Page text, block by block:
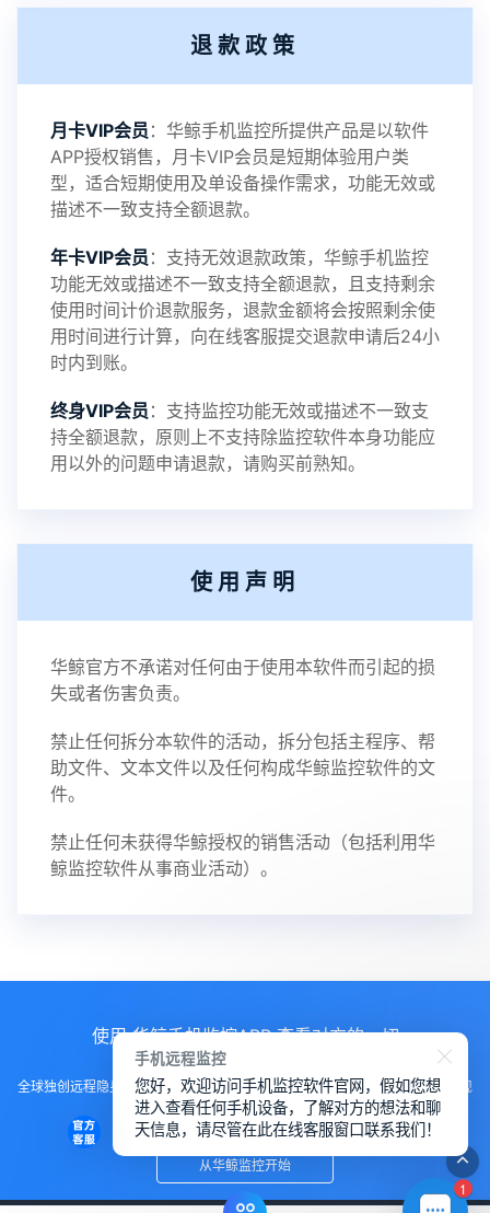
退款政策
月卡VIP会员 ：华鲸手机监控所提供产品是以软件
APP授权销售，月卡VIP会员是短期体验用户类
型，适合短期使用及单设备操作需求，功能无效或
描述不一致支持全额退款。
年卡VIP会员 ：支持无效退款政策，华鲸手机监控
功能无效或描述不一致支持全额退款，且支持剩余
使用时间计价退款服务，退款金额将会按照剩余使
用时间进行计算，向在线客服提交退款申请后24小
时内到账。
终身VIP会员 ：支持监控功能无效或描述不一致支
持全额退款，原则上不支持除监控软件本身功能应
用以外的问题申请退款，请购买前熟知。
使用声明
华鲸官方不承诺对任何由于使用本软件而引起的损
失或者伤害负责。
禁止任何拆分本软件的活动，拆分包括主程序、帮
助文件、文本文件以及任何构成华鲸监控软件的文
件。
禁止任何未获得华鲸授权的销售活动（包括利用华
鲸监控软件从事商业活动）。
使用 华鲸手机监控APP 查看对方的一切
全球独创远程隐身运行监控手机，不用经过对方同意安装，100%不让对方发现
知道
从华鲸监控开始
1
手机远程监控
您好，欢迎访问手机监控软件官网，假如您想
进入查看任何手机设备，了解对方的想法和聊
天信息，请尽管在此在线客服窗口联系我们！